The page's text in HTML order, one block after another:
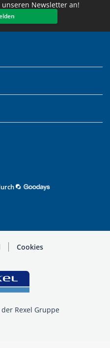
Newsletter an!
Cookies
Rexel Gruppe